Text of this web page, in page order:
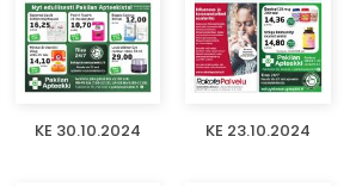
KE 30.10.2024 KE 23.10.2024